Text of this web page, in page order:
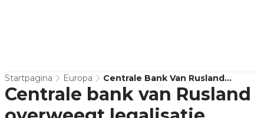
Startpagina Europa
Centrale Bank Van Rusland
Overweegt Legalisatie
Stablecoins, Aldus Rapport
Centrale bank van Rusland